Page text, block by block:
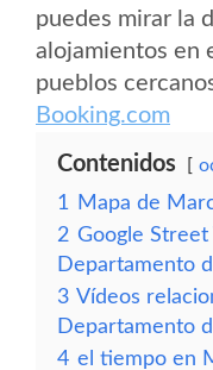
puedes mirar la
alojamientos en
pueblos
Booking.com
Contenidos
1
Mapa de
2 Google
Departamento
3 Vídeos
Departamento
4 el tiempo en